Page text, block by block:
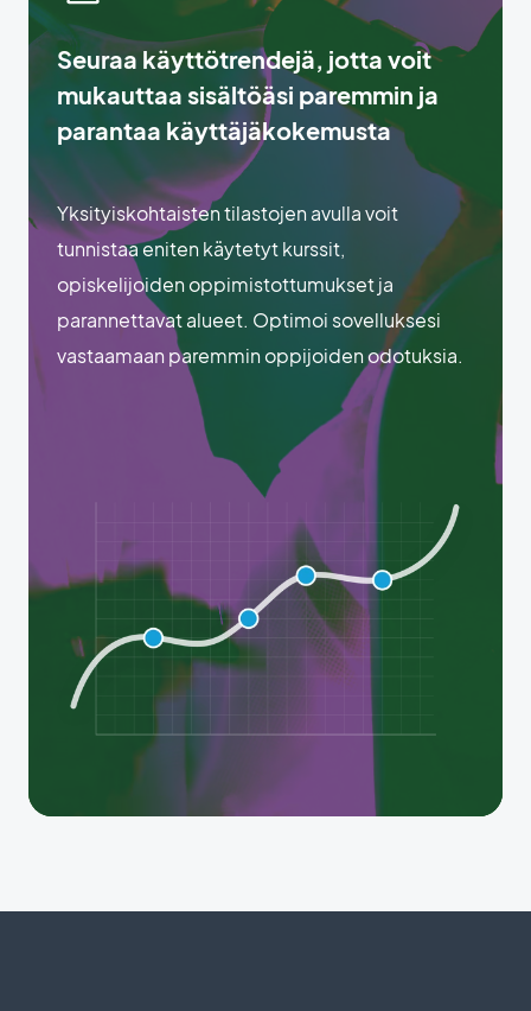
Seuraa käyttötrendejä, jotta voit
mukauttaa sisältöäsi paremmin ja
parantaa käyttäjäkokemusta
Yksityiskohtaisten tilastojen avulla voit
tunnistaa eniten käytetyt kurssit,
opiskelijoiden oppimistottumukset ja
parannettavat alueet. Optimoi sovelluksesi
vastaamaan paremmin oppijoiden odotuksia.